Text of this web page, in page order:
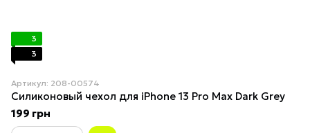
3
3
Артикул: 208-00574
Силиконовый чехол для iPhone 13 Pro Max Dark Grey
199 грн